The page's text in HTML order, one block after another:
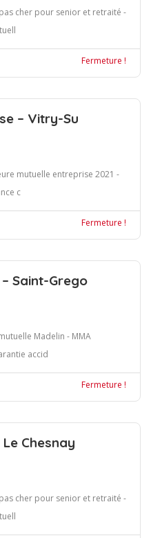
cher pour senior et retraité -
Fermeture !
– Vitry-Su
mutuelle entreprise 2021 -
c
Fermeture !
Saint-Grego
Madelin - MMA
accid
Fermeture !
Chesnay
cher pour senior et retraité -